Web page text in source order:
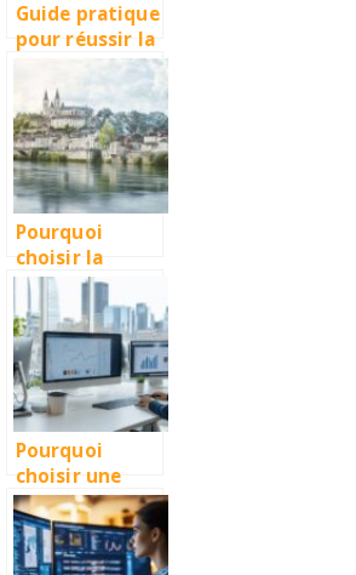
Guide pratique
pour réussir la
création de
site internet à
Brive
Pourquoi
choisir la
création de
site internet à
Périgueux ?
Pourquoi
choisir une
maintenance
de site web a
Montreal pour